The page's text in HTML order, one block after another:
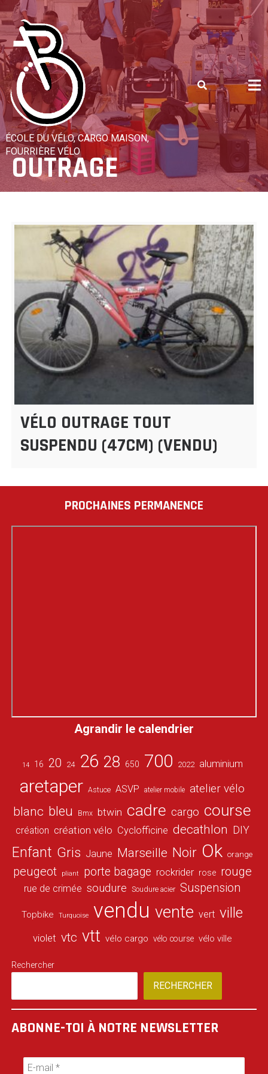
Skip
to
content
ÉCOLE DU VÉLO, CARGO MAISON,
FOURRIÈRE VÉLO
OUTRAGE
VÉLO OUTRAGE TOUT
SUSPENDU (47CM) (VENDU)
PROCHAINES PERMANENCE
Agrandir le calendrier
14 16 20 24 26 28 650 700 2022 aluminium
aretaper Astuce ASVP atelier mobile atelier vélo
blanc bleu Bmx btwin cadre cargo course
création création vélo Cyclofficine decathlon DIY
Enfant Gris Jaune Marseille Noir Ok orange
peugeot pliant porte bagage rockrider rose rouge
rue de crimée soudure Soudure acier Suspension
Topbike Turquoise vendu vente vert ville
violet vtc vtt vélo cargo vélo course vélo ville
Rechercher
RECHERCHER
ABONNE-TOI À NOTRE NEWSLETTER